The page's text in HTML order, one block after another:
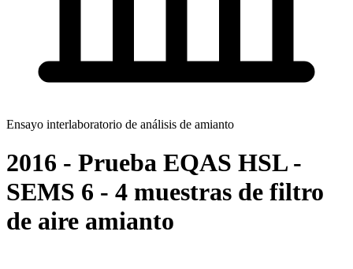
Ensayo interlaboratorio de análisis de amianto
2016 - Prueba EQAS HSL -
SEMS 6 - 4 muestras de filtro
de aire amianto